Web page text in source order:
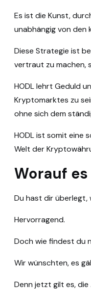
Es ist die Kunst,
unabhängig von den
Diese Strategie ist
vertraut zu machen,
HODL lehrt Geduld
Kryptomarktes zu
ohne sich dem
HODL ist somit eine
Welt der
Worauf
Du hast dir überlegt,
Hervorragend.
Doch wie findest du
Wir wünschten, es
Denn jetzt gilt es,